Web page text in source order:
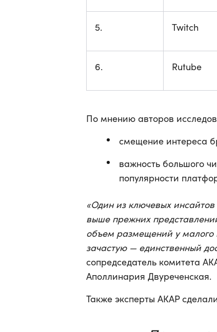
5. Twitch
6. Rutube
По мнению авторов
смещение интереса
важность большого
популярности
«Один из ключевых
выше прежних
объем размещений у малого
зачастую — единственный
сопредседатель комитета
Аполлинария Двуреченская.
Также эксперты АКАР